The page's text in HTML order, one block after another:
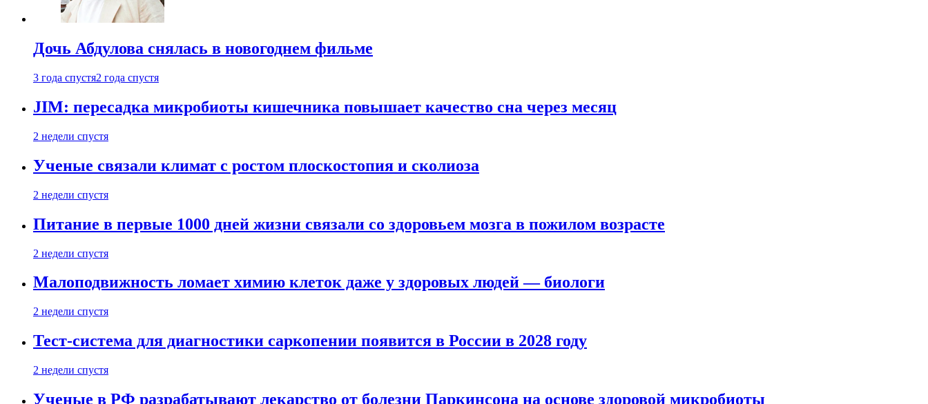
Дочь Абдулова снялась в новогоднем фильме
3 года спустя2 года спустя
JIM: пересадка микробиоты кишечника повышает качество сна через месяц
2 недели спустя
Ученые связали климат с ростом плоскостопия и сколиоза
2 недели спустя
Питание в первые 1000 дней жизни связали со здоровьем мозга в пожилом возрасте
2 недели спустя
Малоподвижность ломает химию клеток даже у здоровых людей — биологи
2 недели спустя
Тест-система для диагностики саркопении появится в России в 2028 году
2 недели спустя
Ученые в РФ разрабатывают лекарство от болезни Паркинсона на основе здоровой микробиоты